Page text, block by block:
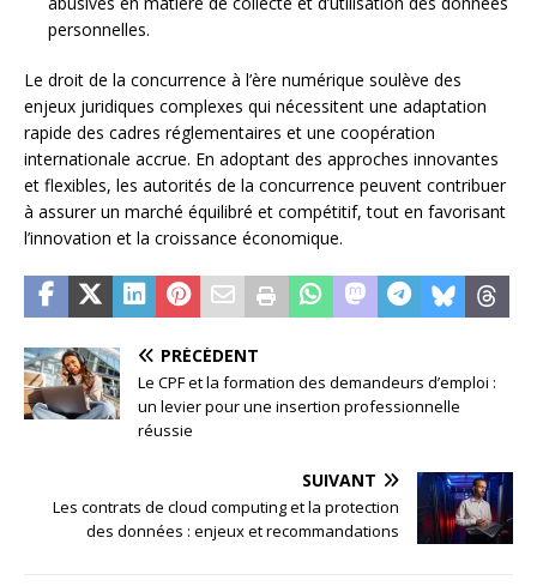
personnelles.
Le droit de la concurrence à l’ère numérique soulève des
enjeux juridiques complexes qui nécessitent une adaptation
rapide des cadres réglementaires et une coopération
internationale accrue. En adoptant des approches innovantes
et flexibles, les autorités de la concurrence peuvent contribuer
à assurer un marché équilibré et compétitif, tout en favorisant
l’innovation et la croissance économique.
PRÉCÉDENT
Le CPF et la formation des demandeurs d’emploi :
un levier pour une insertion professionnelle
réussie
SUIVANT
Les contrats de cloud computing et la protection
des données : enjeux et recommandations